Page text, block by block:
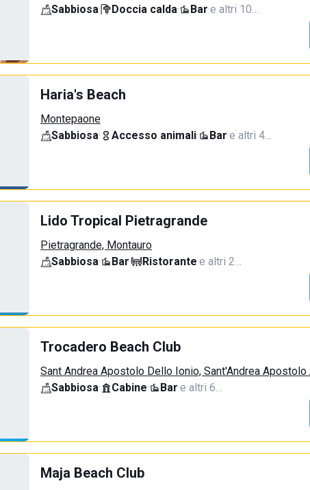
Sabbiosa· Doccia calda· Bar·e altri 10…
Haria's Beach
Montepaone
Sabbiosa· Accesso animali· Bar·e altri 4…
Lido Tropical Pietragrande
Pietragrande, Montauro
Sabbiosa· Bar· Ristorante·e altri 2…
Trocadero Beach Club
Sant Andrea Apostolo Dello Ionio, Sant'Andrea
Sabbiosa· Cabine· Bar·e altri 6…
Maja Beach Club